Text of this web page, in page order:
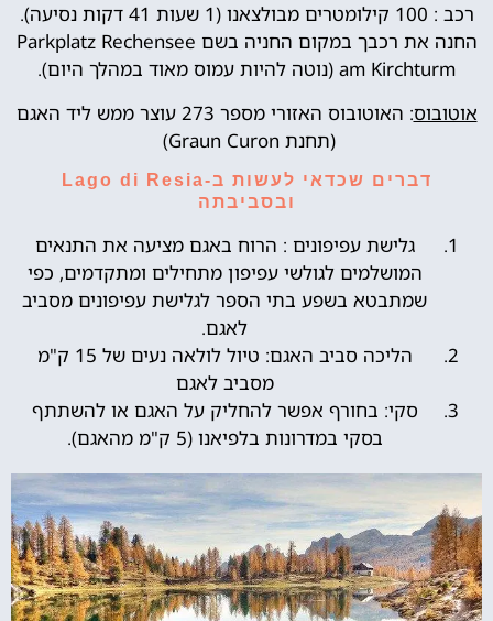
רכב : 100 קילומטרים מבולצאנו (1 שעות 41 דקות נסיעה).
החנה את רכבך במקום החניה בשם Parkplatz Rechensee
am Kirchturm (נוטה להיות עמוס מאוד במהלך היום).
אוטובוס
: האוטובוס האזורי מספר 273 עוצר ממש ליד האגם
(תחנת Graun Curon)
דברים שכדאי לעשות ב-Lago di Resia
ובסביבתה
גלישת עפיפונים : הרוח באגם מציעה את התנאים
המושלמים לגולשי עפיפון מתחילים ומתקדמים, כפי
שמתבטא בשפע בתי הספר לגלישת עפיפונים מסביב
לאגם.
הליכה סביב האגם: טיול לולאה נעים של 15 ק"מ
מסביב לאגם
סקי: בחורף אפשר להחליק על האגם או להשתתף
בסקי במדרונות בלפיאנו (5 ק"מ מהאגם).